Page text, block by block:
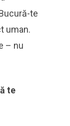
te
uman.
– nu
te